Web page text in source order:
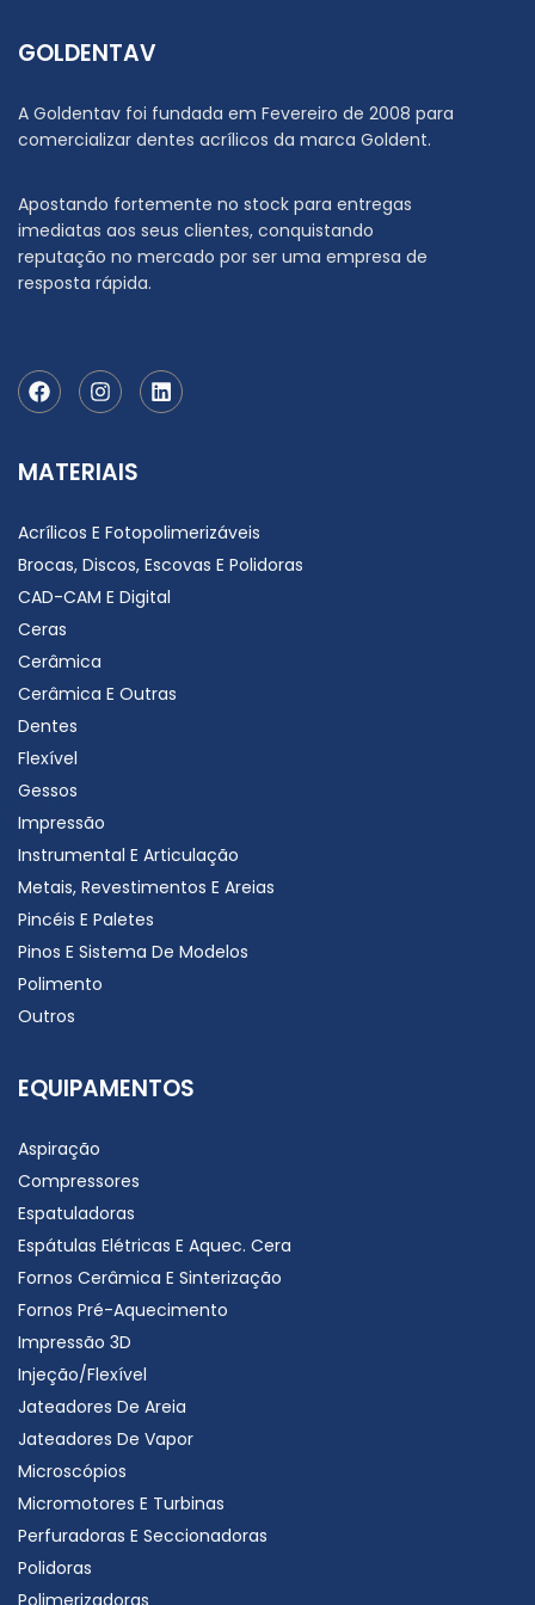
GOLDENTAV
A Goldentav foi fundada em Fevereiro de 2008 para
comercializar dentes acrílicos da marca Goldent.
Apostando fortemente no stock para entregas
imediatas aos seus clientes, conquistando
reputação no mercado por ser uma empresa de
resposta rápida.
MATERIAIS
Acrílicos E Fotopolimerizáveis
Brocas, Discos, Escovas E Polidoras
CAD-CAM E Digital
Ceras
Cerâmica
Cerâmica E Outras
Dentes
Flexível
Gessos
Impressão
Instrumental E Articulação
Metais, Revestimentos E Areias
Pincéis E Paletes
Pinos E Sistema De Modelos
Polimento
Outros
EQUIPAMENTOS
Aspiração
Compressores
Espatuladoras
Espátulas Elétricas E Aquec. Cera
Fornos Cerâmica E Sinterização
Fornos Pré-Aquecimento
Impressão 3D
Injeção/Flexível
Jateadores De Areia
Jateadores De Vapor
Microscópios
Micromotores E Turbinas
Perfuradoras E Seccionadoras
Polidoras